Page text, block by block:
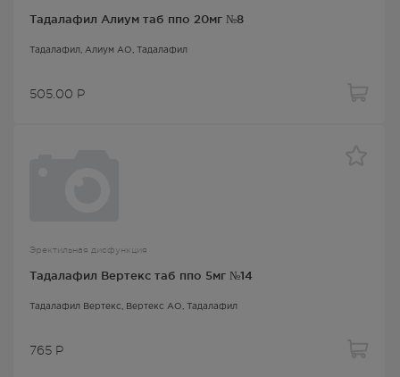
Тадалафил Алиум таб ппо 20мг №8
Тадалафил , Алиум АО, Тадалафил
505.00 Р
Эректильная дисфункция
Тадалафил Вертекс таб ппо 5мг №14
Тадалафил Вертекс , Вертекс АО, Тадалафил
765 Р